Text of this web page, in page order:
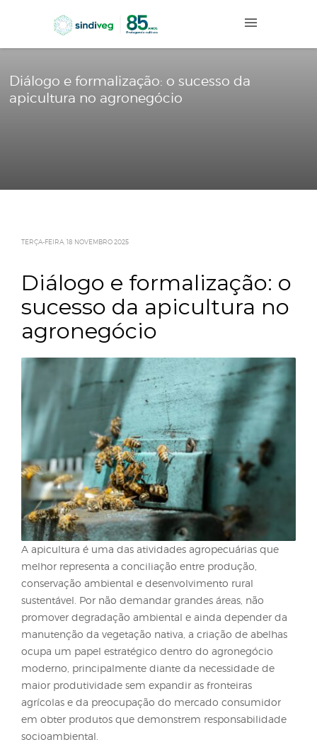
Diálogo e formalização: o sucesso da
TERÇA-FEIRA, 18 NOVEMBRO 2025
Diálogo e
sucesso da apicultura
agronegócio
A apicultura é uma das atividades agropecuárias
melhor representa a conciliação entre produção,
conservação ambiental e desenvolvimento rural
sustentável. Por não demandar grandes áreas, não
promover degradação ambiental e ainda